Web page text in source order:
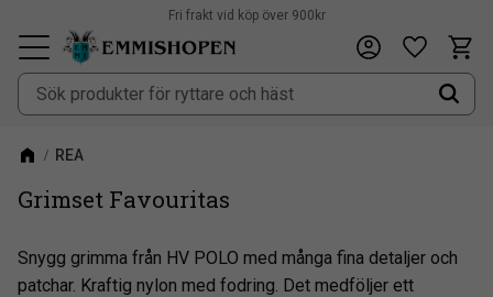
Meny
Fri frakt vid köp över 900kr
REA
Grimset Favouritas
Snygg grimma från HV POLO med många fina detaljer och
patchar. Kraftig nylon med fodring. Det medföljer ett